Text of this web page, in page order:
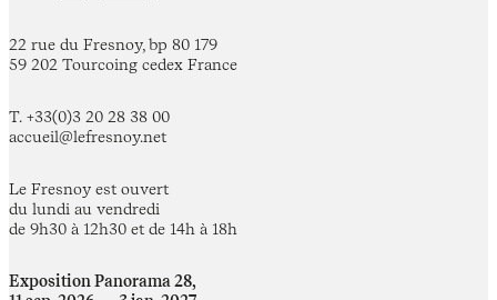
22 rue du Fresnoy, bp 80 179
59 202 Tourcoing cedex France
T. +33(0)3 20 28 38 00
accueil@lefresnoy.net
Le Fresnoy est ouvert
du lundi au vendredi
de 9h30 à 12h30 et de 14h à 18h
Exposition Panorama 28,